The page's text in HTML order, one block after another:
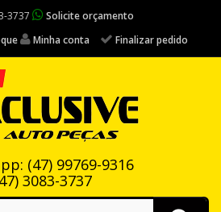
3737
Solicite orçamento
Minha conta Finalizar pedido
(47) 99769-9316
3083-3737